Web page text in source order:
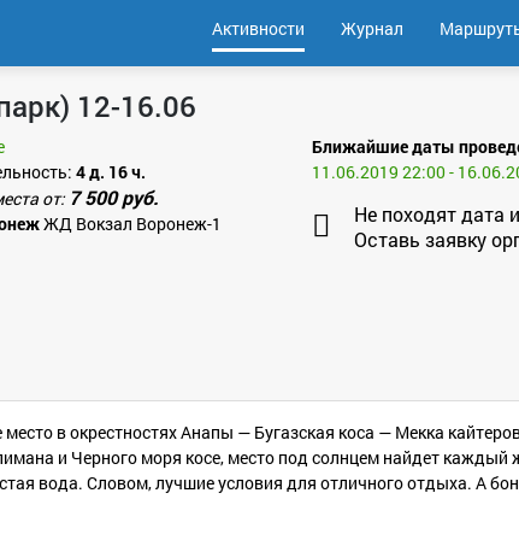
Активности Журнал
12-16.06
4 д. 16 ч.
от: 7 500 руб.
ЖД Вокзал Воронеж-1
Ближайшие даты
11.06.2019 22:00 -
Не походят дата
Оставь заявку
в окрестностях Анапы — Бугазская коса — Мекка
и Черного моря косе, место под солнцем найдет
вода. Словом, лучшие условия для отличного отдыха. А